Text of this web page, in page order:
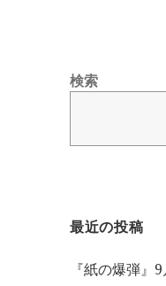
検索
最近の投稿
『紙の爆弾』